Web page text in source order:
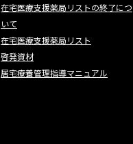
在宅医療支援薬局リストの終了につ
いて
在宅医療支援薬局リスト
啓発資材
居宅療養管理指導マニュアル